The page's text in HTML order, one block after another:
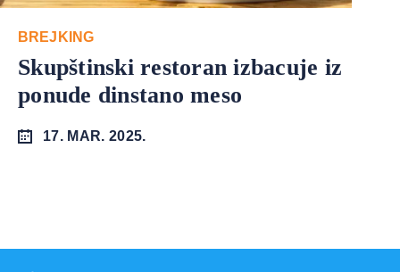
BREJKING
Skupštinski restoran izbacuje iz
ponude dinstano meso
17. MAR. 2025.